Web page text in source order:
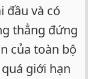
đầu và có
thẳng đứng
của toàn bộ
giới hạn